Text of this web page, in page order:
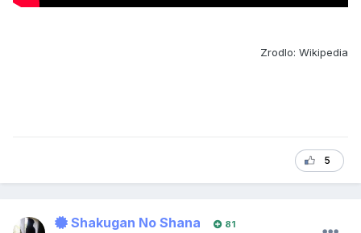
Zrodlo: Wikipedia
5
Shakugan No Shana 81